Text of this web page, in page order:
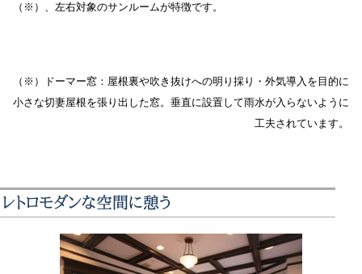
（※）、左右対象のサンルームが特徴です。
（※）ドーマー窓：屋根裏や吹き抜けへの明り採り・外気導入を目的に
小さな切妻屋根を張り出した窓。垂直に設置して雨水が入らないように
工夫されています。
レトロモダンな空間に憩う